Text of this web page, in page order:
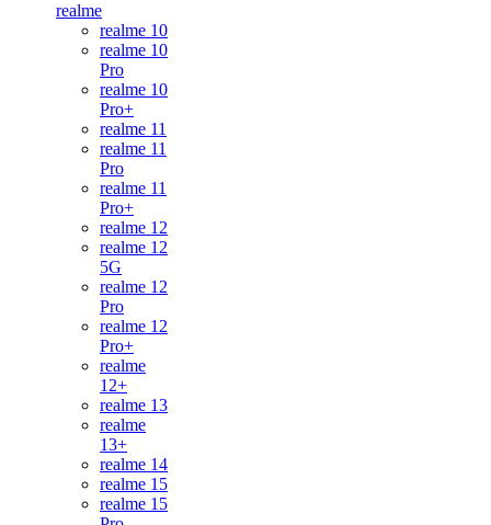
realme
realme 10
realme 10
Pro
realme 10
Pro+
realme 11
realme 11
Pro
realme 11
Pro+
realme 12
realme 12
5G
realme 12
Pro
realme 12
Pro+
realme
12+
realme 13
realme
13+
realme 14
realme 15
realme 15